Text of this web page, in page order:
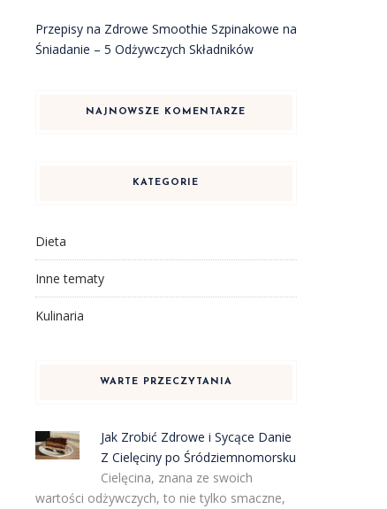
Przepisy na Zdrowe Smoothie Szpinakowe na
Śniadanie – 5 Odżywczych Składników
NAJNOWSZE KOMENTARZE
KATEGORIE
Dieta
Inne tematy
Kulinaria
WARTE PRZECZYTANIA
Jak Zrobić Zdrowe i Sycące Danie
Z Cielęciny po Śródziemnomorsku
Cielęcina, znana ze swoich
wartości odżywczych, to nie tylko smaczne,